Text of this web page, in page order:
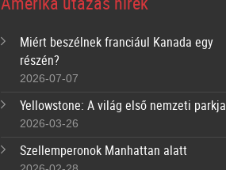
Miért beszélnek franciául Kanada egy
részén?
2026-07-07
Yellowstone: A világ első nemzeti parkja
2026-03-26
Szellemperonok Manhattan alatt